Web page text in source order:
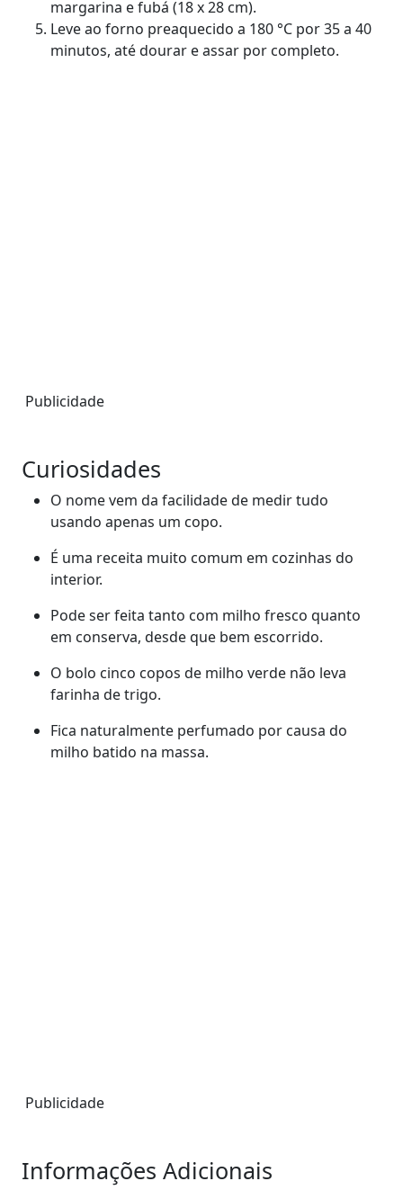
margarina e fubá (18 x 28 cm).
Leve ao forno preaquecido a 180 °C por 35 a 40
minutos, até dourar e assar por completo.
Publicidade
Curiosidades
O nome vem da facilidade de medir tudo
usando apenas um copo.
É uma receita muito comum em cozinhas do
interior.
Pode ser feita tanto com milho fresco quanto
em conserva, desde que bem escorrido.
O bolo cinco copos de milho verde não leva
farinha de trigo.
Fica naturalmente perfumado por causa do
milho batido na massa.
Publicidade
Informações Adicionais